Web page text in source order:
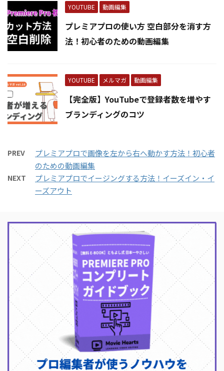
YOUTUBE 動画編集
プレミアプロの使い方 空白部分を消す方
法！初心者のための動画編集
YOUTUBE メルマガ 動画編集
【完全版】YouTubeで登録者数を増やす
ブランディングのコツ
PREV
プレミアプロで画像を左から右へ動かす方法！初心者
のための動画編集
NEXT
プレミアプロでイージングする方法！イーズイン・イ
ーズアウト